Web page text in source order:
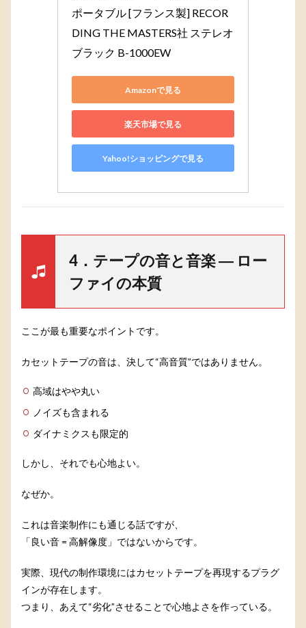
ポータブル [フランス製] RECOR
DING THE MASTERS社 ステレオ
ブラック B-1000EW
Amazonで見る
楽天市場で見る
Yahoo!ショッピングで見る
4．テープの音と音楽 ― ロー
ファイの本質
ここが最も重要なポイントです。
カセットテープの音は、決して“高音質”ではありません。
高域はやや丸い
ノイズも含まれる
ダイナミクスも限定的
しかし、それでも心地よい。
なぜか。
これは音楽制作にも通じる話ですが、
「良い音 = 高解像度」ではないからです。
実際、現代の制作環境にはカセットテープを再現するプラグ
インが存在します。
つまり、あえて“劣化”させることで心地よさを作っている。